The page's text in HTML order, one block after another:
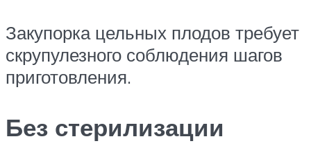
Закупорка цельных плодов требует
скрупулезного соблюдения шагов
приготовления.
Без стерилизации